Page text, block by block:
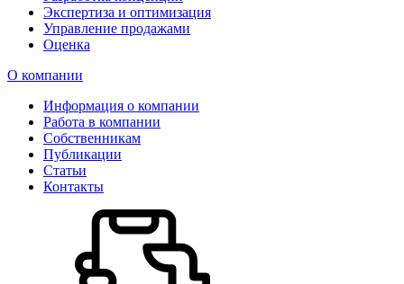
Экспертиза и оптимизация
Управление продажами
Оценка
О компании
Информация о компании
Работа в компании
Собственникам
Публикации
Статьи
Контакты